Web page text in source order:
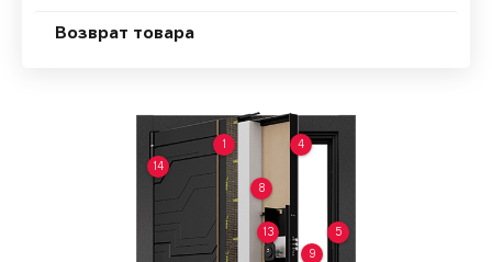
Возврат товара
1 4
5
8
9
13
14